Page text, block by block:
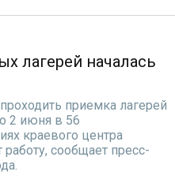
лагерей началась
приемка лагерей
2 июня в 56
краевого центра
сообщает пресс-